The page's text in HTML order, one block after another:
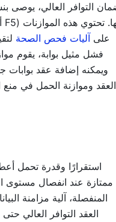
التوافر العالي، يوصى
على آليات فحص الصحة
فشل مثيل بوابة، يقوم
ويمكنه إضافة عقد بوابات
العقد وموازنة الحمل في
ممتازة عند انفصال مستوى
المنفصلة، آلية مزامنة
العقد التوافر العالي